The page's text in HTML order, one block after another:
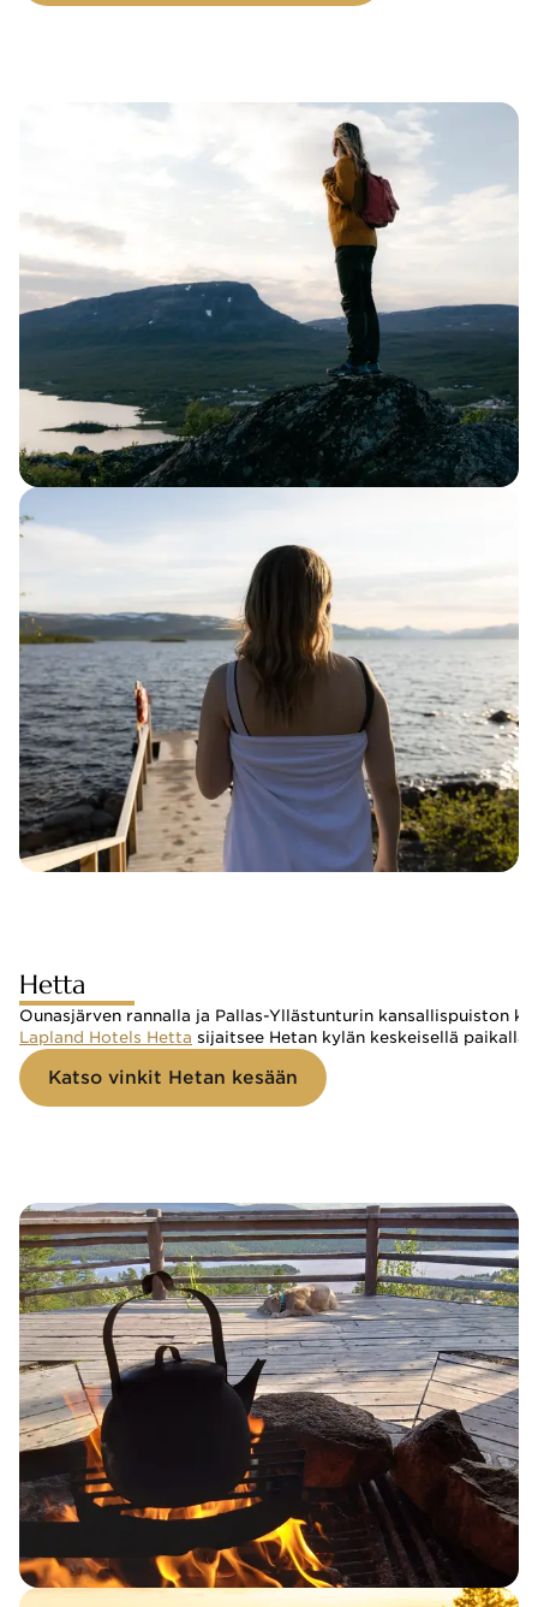
Hetta
Ounasjärven rannalla ja Pallas-Yllästunturin kansallispuiston
Lapland Hotels Hetta sijaitsee Hetan kylän keskeisellä
Katso vinkit Hetan kesään